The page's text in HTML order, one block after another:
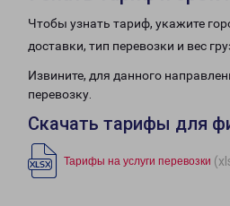
Чтобы узнать тариф, укажите
доставки, тип перевозки и вес
Извините, для данного
перевозку.
Скачать тарифы для
Тарифы на услуги перевозки